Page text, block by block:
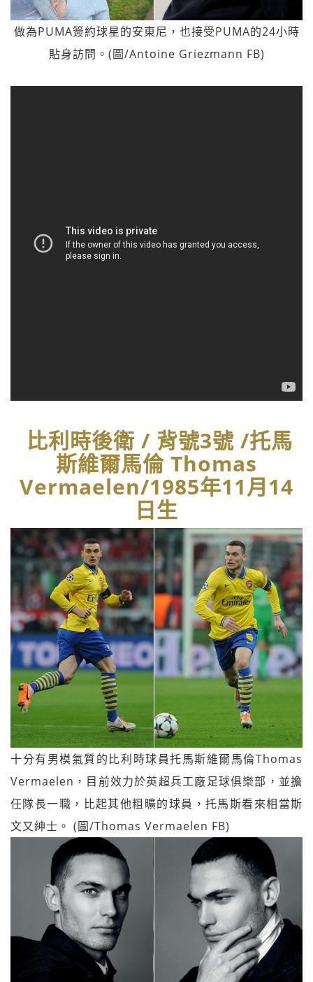
做為PUMA簽約球星的安東尼，也接受PUMA的24小時
貼身訪問。(圖/Antoine Griezmann FB)
比利時後衛 / 背號3號 /托馬
斯維爾馬倫 Thomas
Vermaelen/1985年11月14
日生
十分有男模氣質的比利時球員托馬斯維爾馬倫Thomas
Vermaelen，目前效力於英超兵工廠足球俱樂部，並擔
任隊長一職，比起其他粗曠的球員，托馬斯看來相當斯
文又紳士。 (圖/Thomas Vermaelen FB)